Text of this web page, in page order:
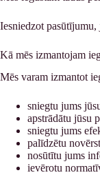
Iesniedzot
Kā mēs izmantojam
Mēs varam izmantot
sniegtu jums
apstrādātu jūsu
sniegtu jums
palīdzētu
nosūtītu jums
ievērotu